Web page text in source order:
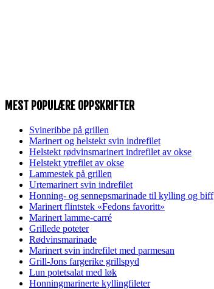
MEST POPULÆRE OPPSKRIFTER
Svineribbe på grillen
Marinert og helstekt svin indrefilet
Helstekt rødvinsmarinert indrefilet av okse
Helstekt ytrefilet av okse
Lammestek på grillen
Urtemarinert svin indrefilet
Honning- og sennepsmarinade til kylling og biff
Marinert flintstek «Fedons favoritt»
Marinert lamme-carré
Grillede poteter
Rødvinsmarinade
Marinert svin indrefilet med parmesan
Grill-Jons fargerike grillspyd
Lun potetsalat med løk
Honningmarinerte kyllingfileter